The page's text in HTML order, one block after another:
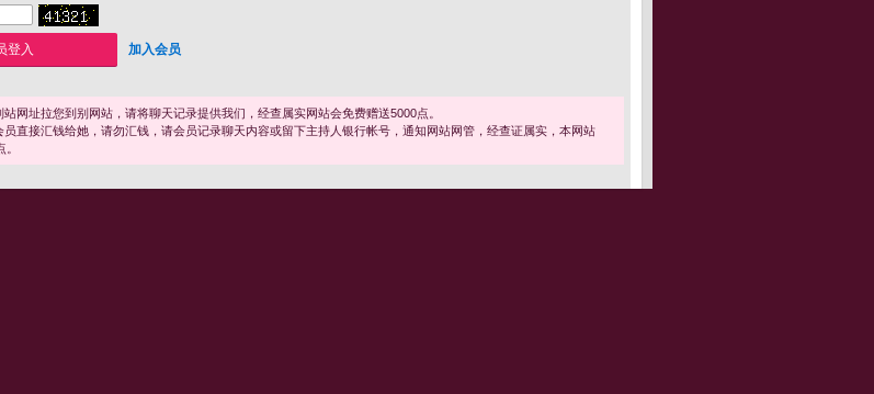
加入会员
网址拉您到别网站，请将聊天记录提供我们，经查属实网站会免费赠送5000点。
员直接汇钱给她，请勿汇钱，请会员记录聊天内容或留下主持人银行帐号，通知网站网管，经查证属实，本网站